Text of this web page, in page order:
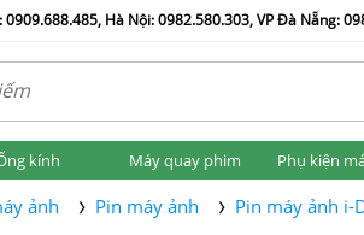
Hà Nội: 0982.580.303, VP Đà Nẵng:
kính Máy quay phim Phụ kiện
ảnh Pin máy ảnh Pin máy ảnh i-